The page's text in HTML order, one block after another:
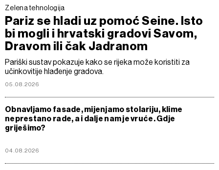
Zelena tehnologija
Pariz se hladi uz pomoć Seine. Isto
bi mogli i hrvatski gradovi Savom,
Dravom ili čak Jadranom
Pariški sustav pokazuje kako se rijeka može koristiti za
učinkovitije hlađenje gradova.
05.08.2026
Obnavljamo fasade, mijenjamo stolariju, klime
neprestano rade, a i dalje nam je vruće. Gdje
griješimo?
04.08.2026